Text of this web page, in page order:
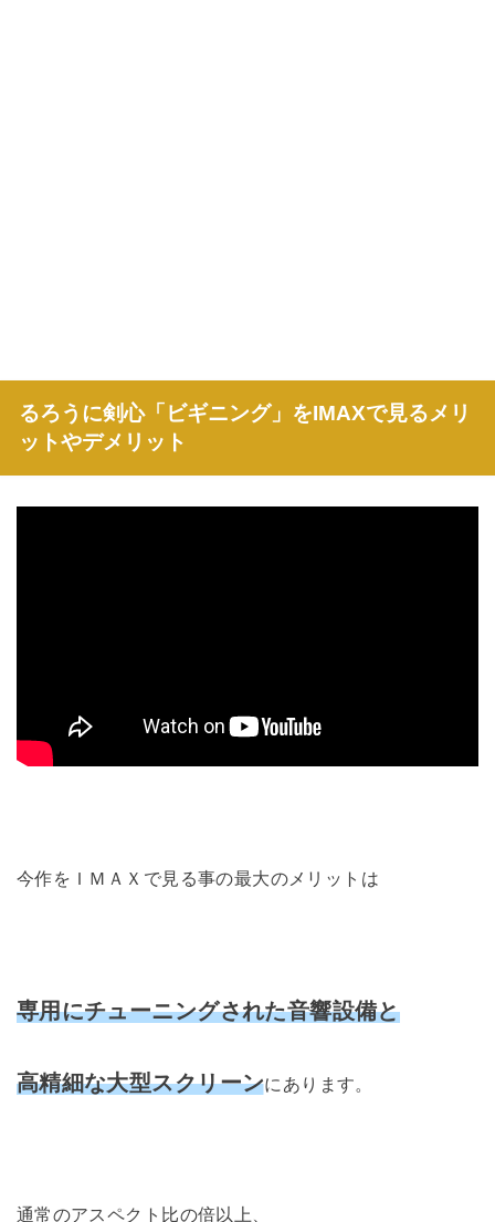
るろうに剣心「ビギニング」をIMAXで見るメリ
ットやデメリット
今作をＩＭＡＸで見る事の最大のメリットは
専用にチューニングされた音響設備と
高精細な大型スクリーンにあります。
通常のアスペクト比の倍以上、